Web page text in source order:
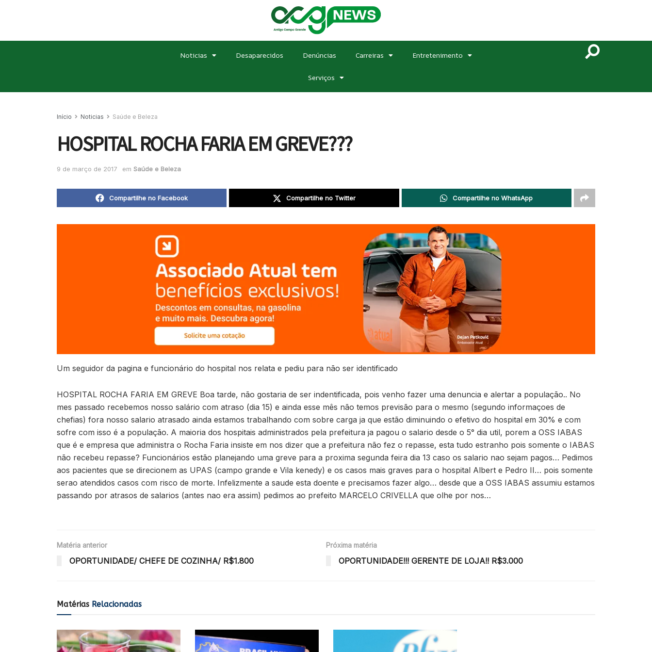
Noticias Desaparecidos Denúncias Carreiras Entretenimento
Serviços
Início Noticias Saúde e Beleza
HOSPITAL ROCHA FARIA EM GREVE???
9 de março de 2017 em Saúde e Beleza
Compartilhe no Facebook Compartilhe no Twitter Compartilhe no WhatsApp
Um seguidor da pagina e funcionário do hospital nos relata e pediu para não ser identificado
HOSPITAL ROCHA FARIA EM GREVE Boa tarde, não gostaria de ser indentificada, pois venho fazer uma denuncia e alertar a população.. No
mes passado recebemos nosso salário com atraso (dia 15) e ainda esse mês não temos previsão para o mesmo (segundo informaçoes de
chefias) fora nosso salario atrasado ainda estamos trabalhando com sobre carga ja que estão diminuindo o efetivo do hospital em 30% e com
sofre com isso é a população. A maioria dos hospitais administrados pela prefeitura ja pagou o salario desde o 5° dia util, porem a OSS IABAS
que é e empresa que administra o Rocha Faria insiste em nos dizer que a prefeitura não fez o repasse, esta tudo estranho pois somente o IABAS
não recebeu repasse? Funcionários estão planejando uma greve para a proxima segunda feira dia 13 caso os salario nao sejam pagos… Pedimos
aos pacientes que se direcionem as UPAS (campo grande e Vila kenedy) e os casos mais graves para o hospital Albert e Pedro II… pois somente
serao atendidos casos com risco de morte. Infelizmente a saude esta doente e precisamos fazer algo… desde que a OSS IABAS assumiu estamos
passando por atrasos de salarios (antes nao era assim) pedimos ao prefeito MARCELO CRIVELLA que olhe por nos…
Matéria anterior
OPORTUNIDADE/ CHEFE DE COZINHA/ R$1.800
Próxima matéria
OPORTUNIDADE!!! GERENTE DE LOJA!! R$3.000
Matérias Relacionadas